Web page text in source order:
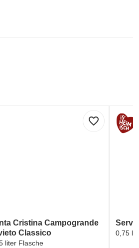
favorite_border
Cristina Campogrande
Classico
liter Flasche
0,75